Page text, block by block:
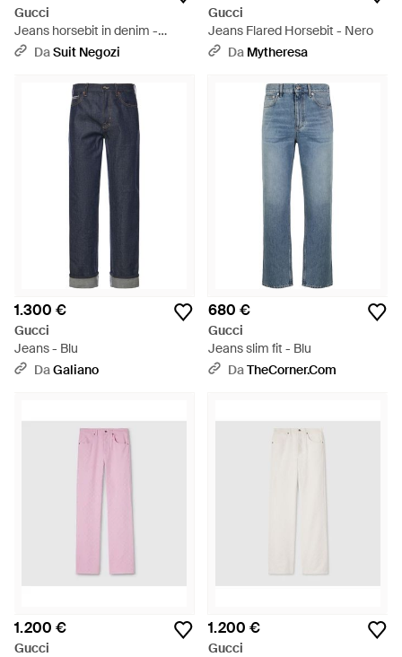
Gucci
Jeans horsebit in denim -
Bianco
DaSuit Negozi
Gucci
Jeans Flared Horsebit - Nero
Da Mytheresa
1.300 €
Gucci
Jeans - Blu
DaGaliano
680 €
Gucci
Jeans slim fit - Blu
DaTheCorner.com
1.200 €
Gucci
1.200 €
Gucci